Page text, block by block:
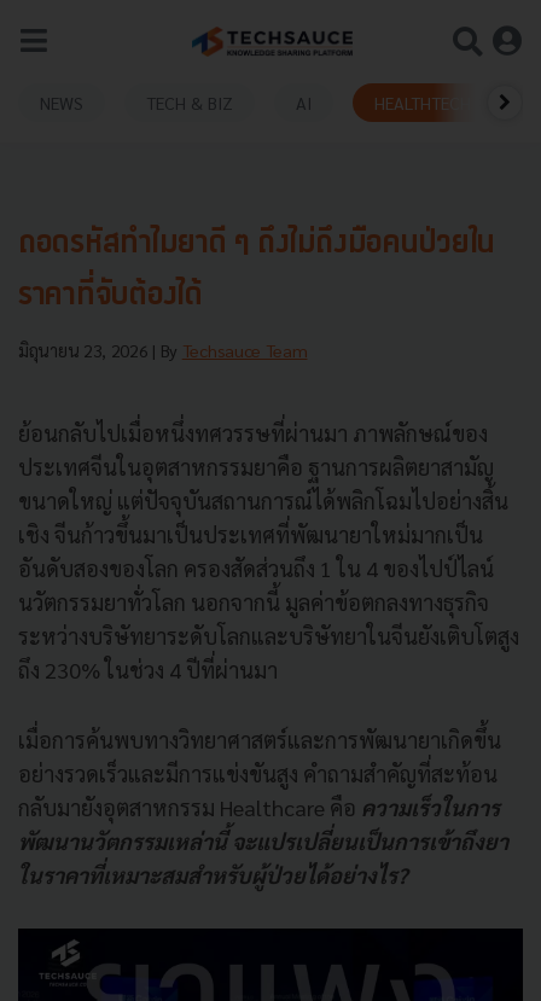
NEWS TECH & BIZ AI HEALTHTECH
ถอดรหัสทำไมยาดี ๆ ถึงไม่ถึงมือคนป่วยใน
ราคาที่จับต้องได้
มิถุนายน 23, 2026 | By Techsauce Team
ย้อนกลับไปเมื่อหนึ่งทศวรรษที่ผ่านมา ภาพลักษณ์ของ
ประเทศจีนในอุตสาหกรรมยาคือ ฐานการผลิตยาสามัญ
ขนาดใหญ่ แต่ปัจจุบันสถานการณ์ได้พลิกโฉมไปอย่างสิ้น
เชิง จีนก้าวขึ้นมาเป็นประเทศที่พัฒนายาใหม่มากเป็น
อันดับสองของโลก ครองสัดส่วนถึง 1 ใน 4 ของไปป์ไลน์
นวัตกรรมยาทั่วโลก นอกจากนี้ มูลค่าข้อตกลงทางธุรกิจ
ระหว่างบริษัทยาระดับโลกและบริษัทยาในจีนยังเติบโตสูง
ถึง 230% ในช่วง 4 ปีที่ผ่านมา
เมื่อการค้นพบทางวิทยาศาสตร์และการพัฒนายาเกิดขึ้น
อย่างรวดเร็วและมีการแข่งขันสูง คำถามสำคัญที่สะท้อน
กลับมายังอุตสาหกรรม Healthcare คือ ความเร็วในการ
พัฒนานวัตกรรมเหล่านี้ จะแปรเปลี่ยนเป็นการเข้าถึงยา
ในราคาที่เหมาะสมสำหรับผู้ป่วยได้อย่างไร?